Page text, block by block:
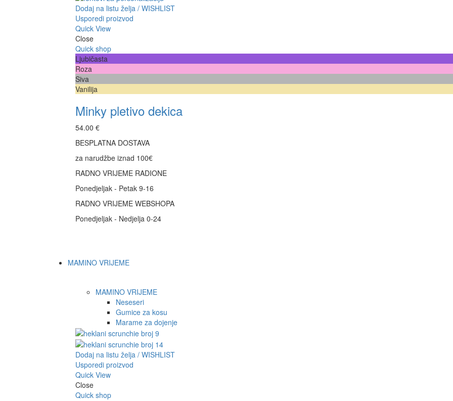
Dodaj na listu želja / WISHLIST
Usporedi proizvod
Quick View
Close
Quick shop
Ljubičasta
Roza
Siva
Vanilija
Minky pletivo dekica
54.00 €
BESPLATNA DOSTAVA
za narudžbe iznad 100€
RADNO VRIJEME RADIONE
Ponedjeljak - Petak 9-16
RADNO VRIJEME WEBSHOPA
Ponedjeljak - Nedjelja 0-24
MAMINO VRIJEME
MAMINO VRIJEME
Neseseri
Gumice za kosu
Marame za dojenje
Dodaj na listu želja / WISHLIST
Usporedi proizvod
Quick View
Close
Quick shop